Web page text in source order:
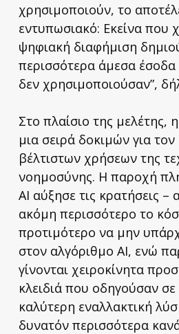
χρησιμοποιούν, το
εντυπωσιακό: Εκείνα που
ψηφιακή διαφήμιση
περισσότερα άμεσα
δεν χρησιμοποιούσαν”,
Στο πλαίσιο της μελέτης,
μια σειρά δοκιμών για
βέλτιστων χρήσεων της
νοημοσύνης. Η παροχή
AI αύξησε τις κρατήσεις –
ακόμη περισσότερο το
προτιμότερο να μην
στον αλγόριθμο AI, ενώ
γίνονται χειροκίνητα
κλειδιά που οδηγούσαν
καλύτερη εναλλακτική
δυνατόν περισσότερα